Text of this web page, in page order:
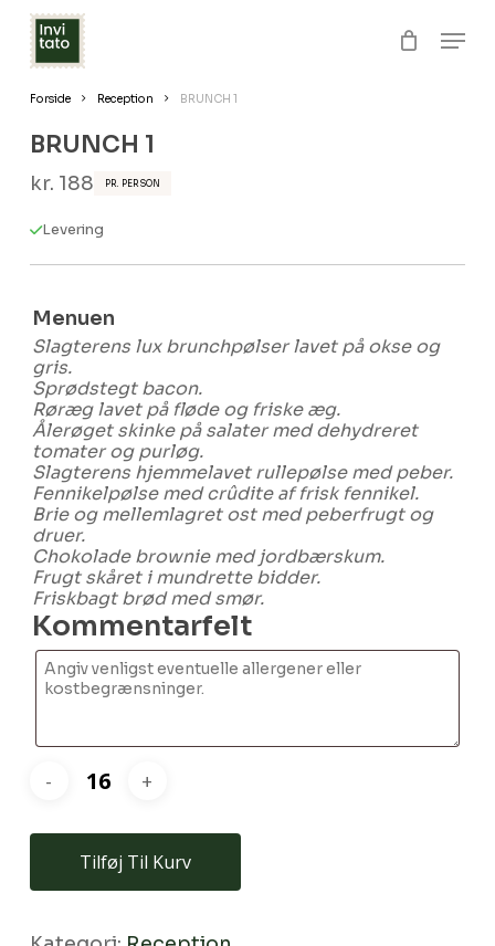
Skip
Close
Forside Reception BRUNCH 1
BRUNCH 1
kr. 188 PR. PERSON
Levering
Menuen
Slagterens lux brunchpølser lavet på okse og
gris.
Sprødstegt bacon.
Røræg lavet på fløde og friske æg.
Ålerøget skinke på salater med dehydreret
tomater og purløg.
Slagterens hjemmelavet rullepølse med peber.
Fennikelpølse med crûdite af frisk fennikel.
Brie og mellemlagret ost med peberfrugt og
druer.
Chokolade brownie med jordbærskum.
Frugt skåret i mundrette bidder.
Friskbagt brød med smør.
Kommentarfelt
Tilføj Til Kurv